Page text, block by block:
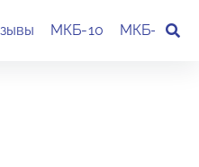
МКБ-10 МКБ-11